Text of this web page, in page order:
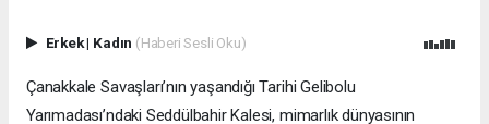
Erkek| Kadın (Haberi Sesli Oku)
Çanakkale Savaşları’nın yaşandığı Tarihi Gelibolu
Yarımadası’ndaki Seddülbahir Kalesi, mimarlık dünyasının